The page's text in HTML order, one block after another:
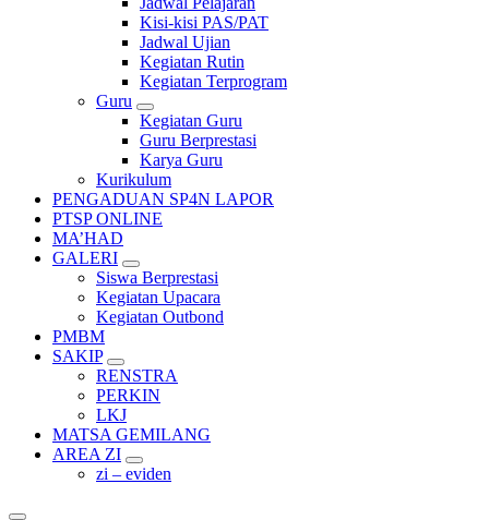
Kisi-kisi PAS/PAT
Jadwal Ujian
Kegiatan Rutin
Kegiatan Terprogram
Guru
Kegiatan Guru
Guru Berprestasi
Karya Guru
Kurikulum
PENGADUAN SP4N LAPOR
PTSP ONLINE
MA’HAD
GALERI
Siswa Berprestasi
Kegiatan Upacara
Kegiatan Outbond
PMBM
SAKIP
RENSTRA
PERKIN
LKJ
MATSA GEMILANG
AREA ZI
zi – eviden